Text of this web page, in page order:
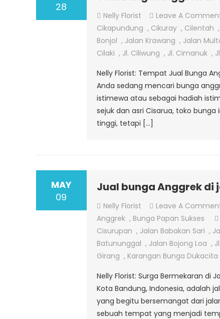
28
Nelly Florist Leave A
Cikapundung , Cikuray , Cilentah ,
Bonjol , Jalan Krawang , Jalan
Cilaki , Jl. Ciliwung , Jl. Cimanuk ,
Nelly Florist: Tempat Jual Bunga
Anda sedang mencari bunga
istimewa atau sebagai hadiah
sejuk dan asri Cisarua, toko
tinggi, tetapi […]
MAY
09
Jual bunga Anggrek di
Nelly Florist Leave A
Anggrek , Bunga Papan Sukses
Cisurupan , Jalan Babakan Sari ,
Batununggal , Jalan Bojong Loa ,
Girang , Karangan Bunga Dukacita
Nelly Florist: Surga Bermekaran di
Kota Bandung, Indonesia, adalah
yang begitu bersemangat dari
sebuah tempat yang menjadi